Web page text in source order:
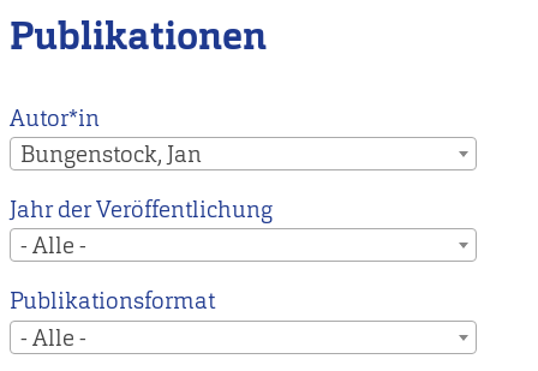
Inhalt
to
our
main
instead.
Publikationen
Autor*in
Bungenstock, Jan
Jahr der Veröffentlichung
- Alle -
Publikationsformat
- Alle -